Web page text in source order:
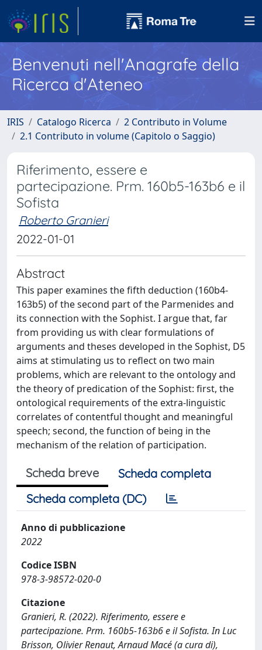
Benvenuti nell'Anagrafe della
Ricerca d'Ateneo
IRIS Catalogo Ricerca
2 Contributo in Volume
2.1 Contributo in volume (Capitolo o Saggio)
Riferimento, essere e
partecipazione. Prm. 160b5-163b6 e il
Sofista
Roberto Granieri
2022-01-01
Abstract
This paper examines the fifth deduction (160b4-
163b5) of the second part of the Parmenides and
its connection with the Sophist. I argue that, far
from providing us with clear formulations of
arguments and theses developed in the Sophist, D5
aims at stimulating us to reflect on two main
problems, which are relevant to the ontology and
the theory of predication of the Sophist: first, the
ontological requirements of the extra-linguistic
correlates of contentful thought and meaningful
speech; second, the function of being in the
mechanism of the relation of participation.
Scheda breve
Scheda completa
Scheda completa (DC)
Anno di pubblicazione
2022
Codice ISBN
978-3-98572-020-0
Citazione
Granieri, R. (2022). Riferimento, essere e
partecipazione. Prm. 160b5-163b6 e il Sofista. In Luc
Brisson, Olivier Renaut, Arnaud Macé (a cura di),